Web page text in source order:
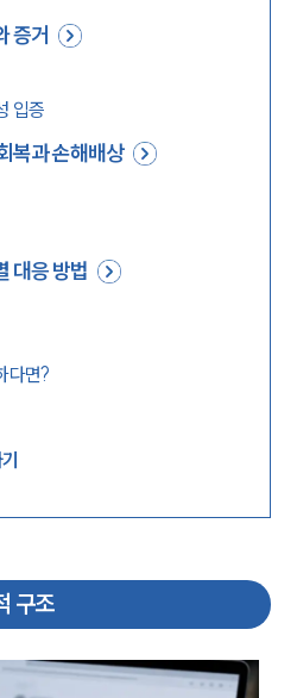
증거
입증
복과 손해배상
대응 방법
다면?
구조